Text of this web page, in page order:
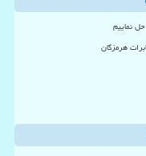
نماییم
هرمزگان